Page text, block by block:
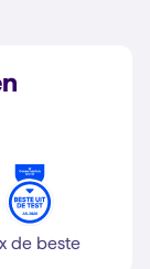
de beste